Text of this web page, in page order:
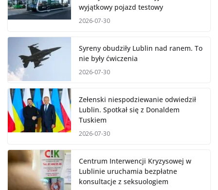
wyjątkowy pojazd testowy
2026-07-30
Syreny obudziły Lublin nad ranem. To
nie były ćwiczenia
2026-07-30
Zełenski niespodziewanie odwiedził
Lublin. Spotkał się z Donaldem
Tuskiem
2026-07-30
Centrum Interwencji Kryzysowej w
Lublinie uruchamia bezpłatne
konsultacje z seksuologiem